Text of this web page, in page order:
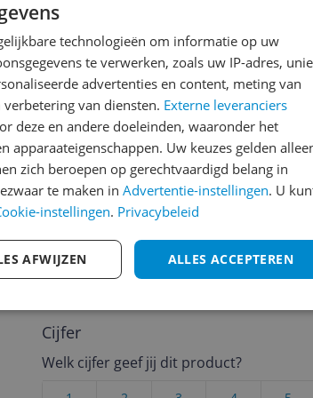
Reviews
Er zijn nog geen reviews geschreven
Heb jij dit product in bezit en wil je
met het schrijven van je review.
een review gemiddeld tussen de 3 en
andere bezoekers een betere keuze te
Cijfer
Welk cijfer geef jij dit product?
technologieën om informatie op uw
te verwerken, zoals uw IP-adres,
advertenties en content, meting van
van diensten. Externe leveranciers
deze en andere doeleinden, waaronder het
apparaateigenschappen. Uw keuzes gelden
zich beroepen op gerechtvaardigd belang in
te maken in Advertentie-instellingen. U
instellingen. Privacybeleid
ALLES ACCEPTEREN
AFWIJZEN